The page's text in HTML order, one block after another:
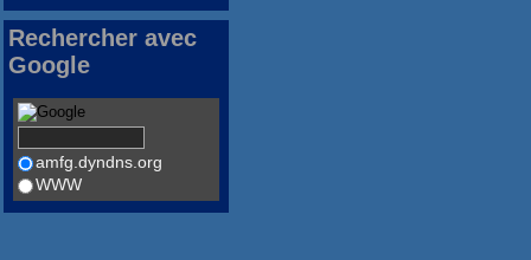
Rechercher avec
Google
amfg.dyndns.org
WWW